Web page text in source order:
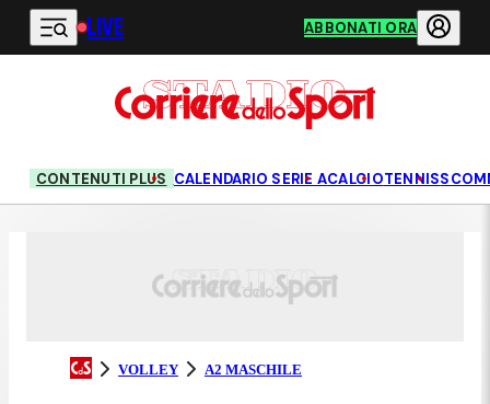
Vai al contenuto principale
LIVE ABBONATI ORA
CONTENUTI PLUS CALENDARIO SERIE ACALCIOTENNIS
VOLLEY A2 MASCHILE